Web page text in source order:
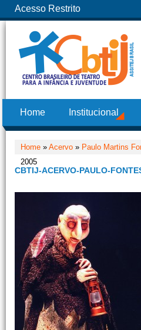
Acesso Restrito
Home Institucional
Home » Acervo » Paulo Martins
2005
CBTIJ-ACERVO-PAULO-